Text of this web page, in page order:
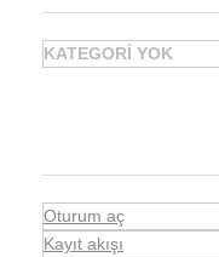
KATEGORI YOK
Oturum aç
Kayıt akışı